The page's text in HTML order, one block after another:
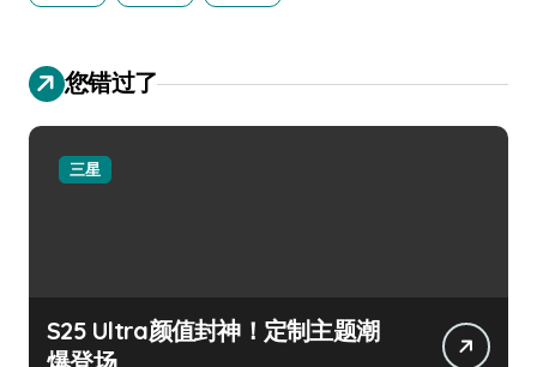
您错过了
三星
S25 Ultra颜值封神！定制主题潮